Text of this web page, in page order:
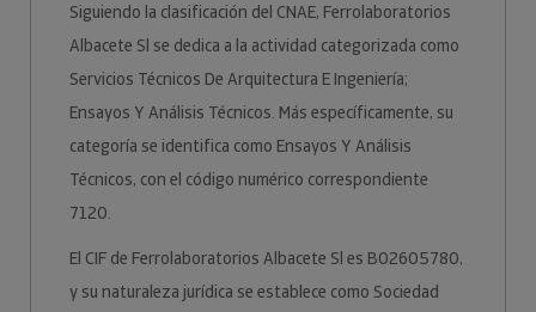
Siguiendo la clasificación del CNAE, Ferrolaboratorios
Albacete Sl se dedica a la actividad categorizada como
Servicios Técnicos De Arquitectura E Ingeniería;
Ensayos Y Análisis Técnicos. Más específicamente, su
categoría se identifica como Ensayos Y Análisis
Técnicos, con el código numérico correspondiente
7120.
El CIF de Ferrolaboratorios Albacete Sl es B02605780,
y su naturaleza jurídica se establece como Sociedad